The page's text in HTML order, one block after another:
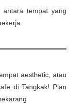
tempat yang
aesthetic, atau
di Tangkak! Plan